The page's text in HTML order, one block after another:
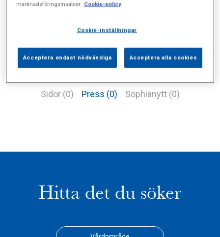
Sidor (0) Press (0) Sophianytt (0)
Hitta det du söker
marknadsföringsinsatser. Cookie-policy
Cookie-inställningar
Acceptera endast nödvändiga Acceptera alla cookies